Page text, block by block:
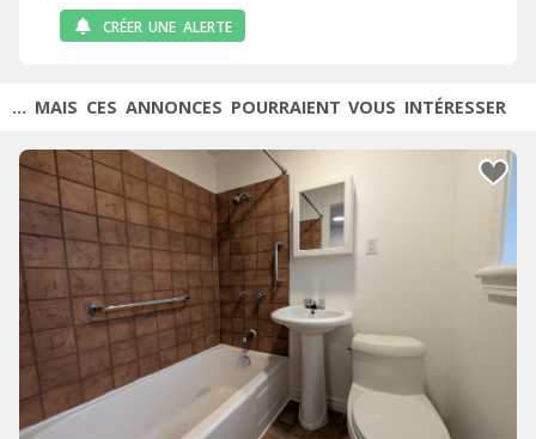
CRÉER UNE ALERTE
... MAIS CES ANNONCES POURRAIENT VOUS INTÉRESSER